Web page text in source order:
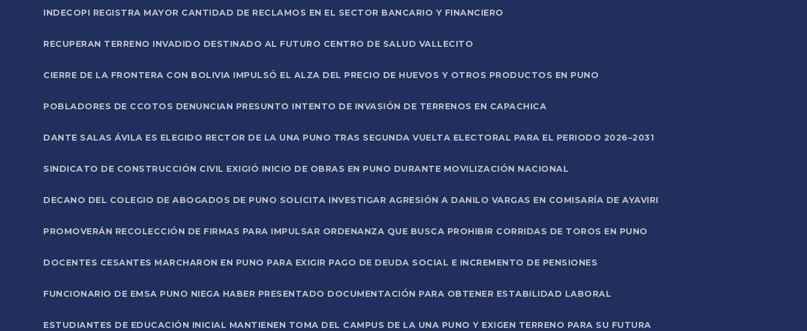
INDECOPI REGISTRA MAYOR CANTIDAD DE RECLAMOS EN EL SECTOR BANCARIO Y FINANCIERO
RECUPERAN TERRENO INVADIDO DESTINADO AL FUTURO CENTRO DE SALUD VALLECITO
CIERRE DE LA FRONTERA CON BOLIVIA IMPULSÓ EL ALZA DEL PRECIO DE HUEVOS Y OTROS PRODUCTOS EN PUNO
POBLADORES DE CCOTOS DENUNCIAN PRESUNTO INTENTO DE INVASIÓN DE TERRENOS EN CAPACHICA
DANTE SALAS ÁVILA ES ELEGIDO RECTOR DE LA UNA PUNO TRAS SEGUNDA VUELTA ELECTORAL PARA EL PERIODO 2026–2031
SINDICATO DE CONSTRUCCIÓN CIVIL EXIGIÓ INICIO DE OBRAS EN PUNO DURANTE MOVILIZACIÓN NACIONAL
DECANO DEL COLEGIO DE ABOGADOS DE PUNO SOLICITA INVESTIGAR AGRESIÓN A DANILO VARGAS EN COMISARÍA DE AYAVIRI
PROMOVERÁN RECOLECCIÓN DE FIRMAS PARA IMPULSAR ORDENANZA QUE BUSCA PROHIBIR CORRIDAS DE TOROS EN PUNO
DOCENTES CESANTES MARCHARON EN PUNO PARA EXIGIR PAGO DE DEUDA SOCIAL E INCREMENTO DE PENSIONES
FUNCIONARIO DE EMSA PUNO NIEGA HABER PRESENTADO DOCUMENTACIÓN PARA OBTENER ESTABILIDAD LABORAL
ESTUDIANTES DE EDUCACIÓN INICIAL MANTIENEN TOMA DEL CAMPUS DE LA UNA PUNO Y EXIGEN TERRENO PARA SU FUTURA